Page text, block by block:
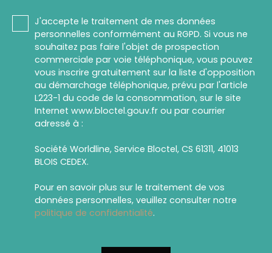
J'accepte le traitement de mes données
personnelles conformément au RGPD. Si vous ne
souhaitez pas faire l'objet de prospection
commerciale par voie téléphonique, vous pouvez
vous inscrire gratuitement sur la liste d'opposition
au démarchage téléphonique, prévu par l'article
L223-1 du code de la consommation, sur le site
Internet www.bloctel.gouv.fr ou par courrier
adressé à :
Société Worldline, Service Bloctel, CS 61311, 41013
BLOIS CEDEX.
Pour en savoir plus sur le traitement de vos
données personnelles, veuillez consulter notre
politique de confidentialité.